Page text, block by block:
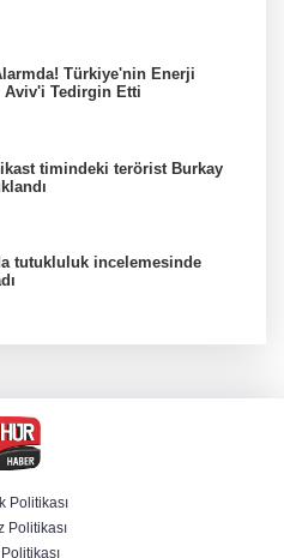
Türkiye'nin Enerji
Aviv'i Tedirgin Etti
timindeki terörist Burkay
tutukluluk incelemesinde
Ana gündem Terörsüz
sona erdi, 8 maddelik bildiri
Politikası
Politikası